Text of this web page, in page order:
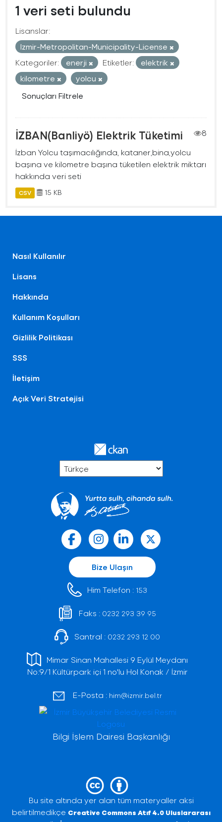
1 veri seti bulundu
Lisanslar:
Izmir-Metropolitan-Municipality-License
Kategoriler:
enerji Etiketler:
elektrik
kilometre
yolcu
Sonuçları Filtrele
İZBAN(Banliyö) Elektrik Tüketimi
8
İzban Yolcu taşımacılığında, kataner,bina,yolcu
başına ve kilometre başına tüketilen elektrik miktarı
hakkında veri seti
CSV 15 KB
Nasıl Kullanılır
Lisans
Hakkında
Kullanım Koşulları
Gizlilik Politikası
SSS
İletişim
Açık Veri Stratejisi
Bize Ulaşın
Him Telefon : 153
Faks : 0232 293 39 95
Santral : 0232 293 12 00
Mimar Sinan Mahallesi 9 Eylül Meydanı
No:9/1 Kültürpark içi 1 no'lu Hol Konak / İzmir
E-Posta : him@izmir.bel.tr
Bilgi İşlem Dairesi Başkanlığı
Bu site altında yer alan tüm materyaller aksi
belirtilmedikçe Creative Commons Atıf 4.0 Uluslararası